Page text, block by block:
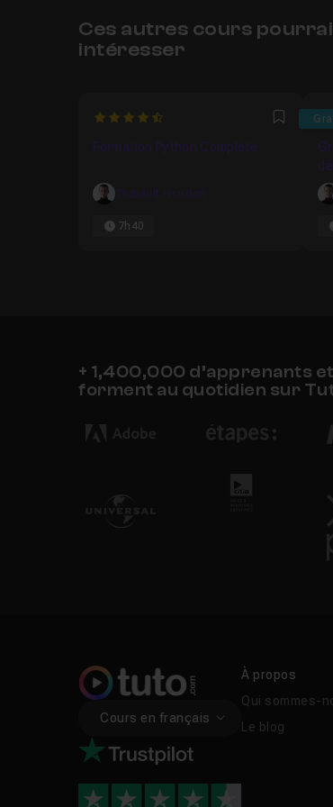
Ces autres cours
intéresser
4.8 Favori
Formation Python Complète
Thibault Houdon
7h40
+ 1,400,000 d’apprenants
forment au quotidien sur
Cours en français
À propos
Qui sommes-
Le blog